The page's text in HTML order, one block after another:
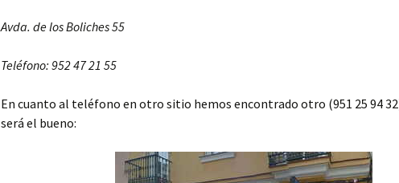
Avda. de los Boliches 55
Teléfono: 952 47 21 55
En cuanto al teléfono en otro sitio hemos encontrado otro (951 25 94
será el bueno: